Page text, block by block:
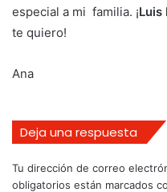
especial a mi familia. ¡Luis
te quiero!
Ana
Deja una respuesta
Tu dirección de correo
obligatorios están marcados